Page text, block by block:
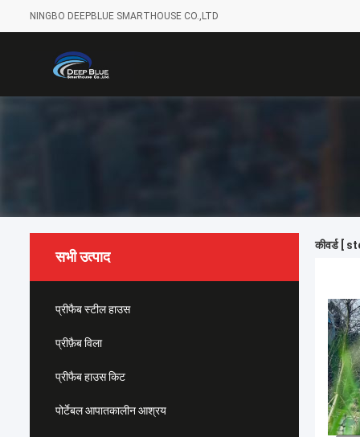
NINGBO DEEPBLUE SMARTHOUSE CO.,LTD
सभी उत्पाद
प्रीफैब स्टील हाउस
प्रीफ़ैब विला
प्रीफैब हाउस किट
पोर्टेबल आपातकालीन आश्रय
कीवर्ड [